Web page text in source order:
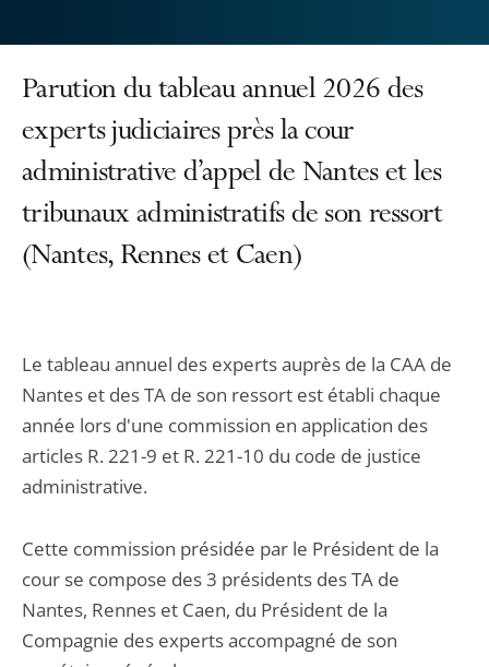
Parution du tableau annuel 2026 des
experts judiciaires près la cour
administrative d’appel de Nantes et les
tribunaux administratifs de son ressort
(Nantes, Rennes et Caen)
Le tableau annuel des experts auprès de la CAA de
Nantes et des TA de son ressort est établi chaque
année lors d'une commission en application des
articles R. 221-9 et R. 221-10 du code de justice
administrative.
Cette commission présidée par le Président de la
cour se compose des 3 présidents des TA de
Nantes, Rennes et Caen, du Président de la
Compagnie des experts accompagné de son